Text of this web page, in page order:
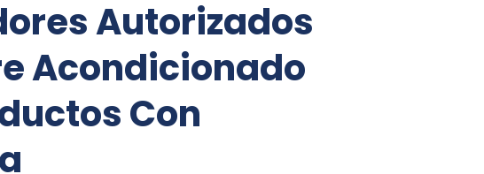
Autorizados
Acondicionado
Con